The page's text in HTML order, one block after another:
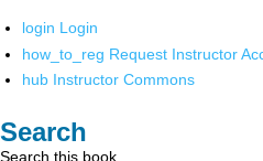
login Login
how_to_reg Request Instructor
hub Instructor Commons
Search
Search this book